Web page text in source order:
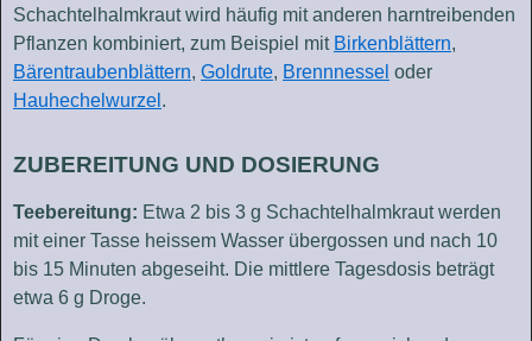
Schachtelhalmkraut wird häufig mit anderen harntreibenden
Pflanzen kombiniert, zum Beispiel mit Birkenblättern,
Bärentraubenblättern, Goldrute, Brennnessel oder
Hauhechelwurzel .
ZUBEREITUNG UND DOSIERUNG
Teebereitung: Etwa 2 bis 3 g Schachtelhalmkraut werden
mit einer Tasse heissem Wasser übergossen und nach 10
bis 15 Minuten abgeseiht. Die mittlere Tagesdosis beträgt
etwa 6 g Droge.